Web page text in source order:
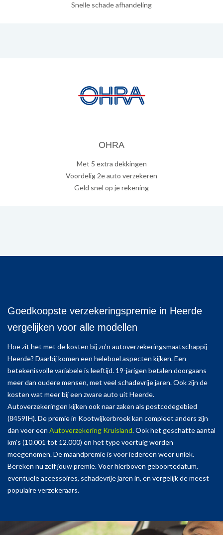
Snelle schade afhandeling
OHRA
Met 5 extra dekkingen
Voordelig 2e auto verzekeren
Geld snel op je rekening
Goedkoopste verzekeringspremie in Heerde
vergelijken voor alle modellen
Hoe zit het met de kosten bij zo’n autoverzekeringsmaatschappij
Heerde? Daarbij komen een heleboel aspecten kijken. Een
betekenisvolle variabele is leeftijd. 19-jarigen betalen doorgaans
meer dan oudere mensen, met veel schadevrije jaren. Ook zijn de
kosten wat meer bij een zware auto uit Heerde.
Autoverzekeringen kijken ook naar zaken als postcodegebied
(8459IH). De premie in Kootwijkerbroek kan compleet anders zijn
dan voor een Autoverzekering Kruisland. Ook het geschatte aantal
km’s (10.001 tot 12.000) en het type voertuig worden
meegenomen. De maandpremie is voor iedereen weer uniek.
Bereken nu zelf jouw premie. Voer hierboven geboortedatum,
eventuele accessoires, schadevrije jaren in, en vergelijk de meest
populaire verzekeraars.